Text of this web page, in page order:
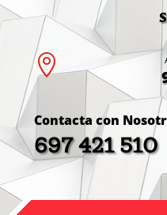

Contacta con
697 421 510